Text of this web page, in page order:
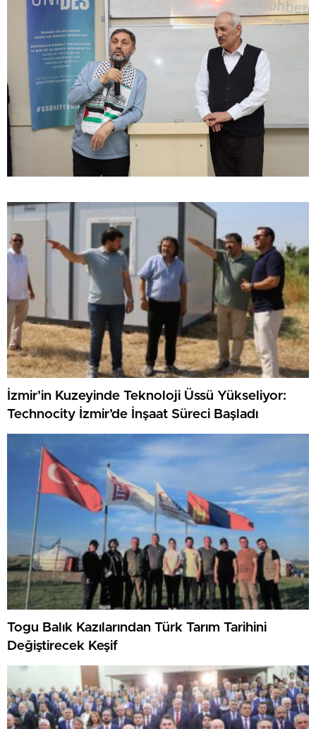
İzmir’in Kuzeyinde Teknoloji Üssü Yükseliyor:
Technocity İzmir’de İnşaat Süreci Başladı
Togu Balık Kazılarından Türk Tarım Tarihini
Değiştirecek Keşif